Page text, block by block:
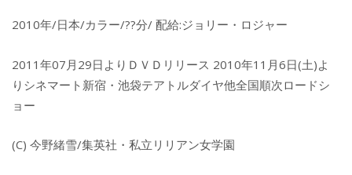
2010年/日本/カラー/??分/ 配給:ジョリー・ロジャー
2011年07月29日よりＤＶＤリリース 2010年11月6日(土)よ
りシネマート新宿・池袋テアトルダイヤ他全国順次ロードシ
ョー
(C) 今野緒雪/集英社・私立リリアン女学園